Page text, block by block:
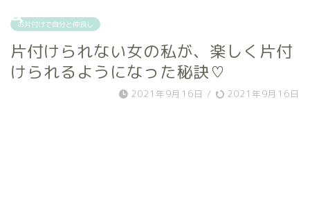
お片付けで自分と仲良し
片付けられない女の私が、楽しく片付
けられるようになった秘訣♡
2021年9月16日 / 2021年9月16日